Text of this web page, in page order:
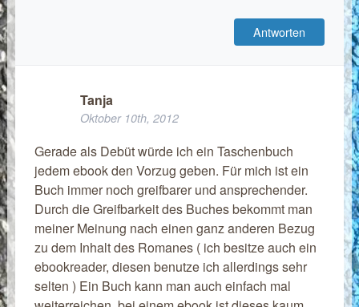
Antworten
Tanja
Oktober 10th, 2012
Gerade als Debüt würde ich ein Taschenbuch
jedem ebook den Vorzug geben. Für mich ist ein
Buch immer noch greifbarer und ansprechender.
Durch die Greifbarkeit des Buches bekommt man
meiner Meinung nach einen ganz anderen Bezug
zu dem Inhalt des Romanes ( ich besitze auch ein
ebookreader, diesen benutze ich allerdings sehr
selten ) Ein Buch kann man auch einfach mal